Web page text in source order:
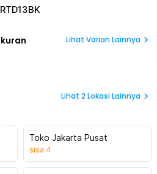
Lihat Varian Lainnya
Lihat 2Lokasi Lainnya
Toko Jakarta Pusat
sisa 4